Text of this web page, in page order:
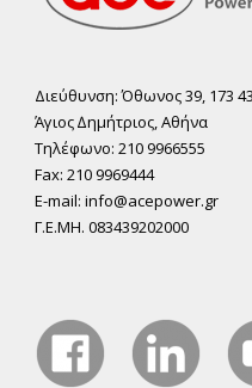
Διεύθυνση: Όθωνος 39, 173 43
Άγιος ∆ηµήτριος, Αθήνα
Τηλέφωνο: 210 9966555
Fax: 210 9969444
E-mail: info@acepower.gr
Γ.Ε.ΜΗ. 083439202000